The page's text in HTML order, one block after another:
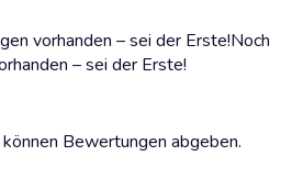
vorhanden – sei der Erste!Noch
– sei der Erste!
Bewertungen abgeben.